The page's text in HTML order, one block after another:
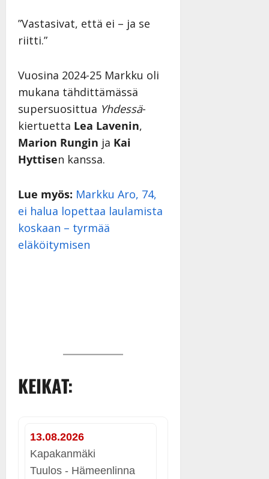
”Vastasivat, että ei – ja se
riitti.”
Vuosina 2024-25 Markku oli
mukana tähdittämässä
supersuosittua Yhdessä-
kiertuetta Lea Lavenin,
Marion Rungin ja Kai
Hyttisen kanssa.
Lue myös: Markku Aro, 74,
ei halua lopettaa laulamista
koskaan – tyrmää
eläköitymisen
KEIKAT:
13.08.2026
Kapakanmäki
Tuulos - Hämeenlinna